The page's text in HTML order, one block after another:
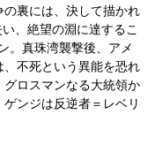
裏には、決して描かれ
、絶望の淵に達するこ
。真珠湾襲撃後、アメ
不死という異能を恐れ
ロスマンなる大統領か
ンジは反逆者＝レベリ